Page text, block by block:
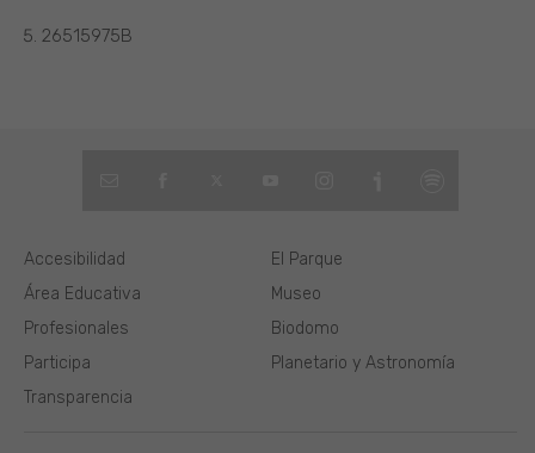
26515975B
El Parque
Museo
Biodomo
Planetario y Astronomía
Área Educativa
Profesionales
Participa
Transparencia
Accesibilidad